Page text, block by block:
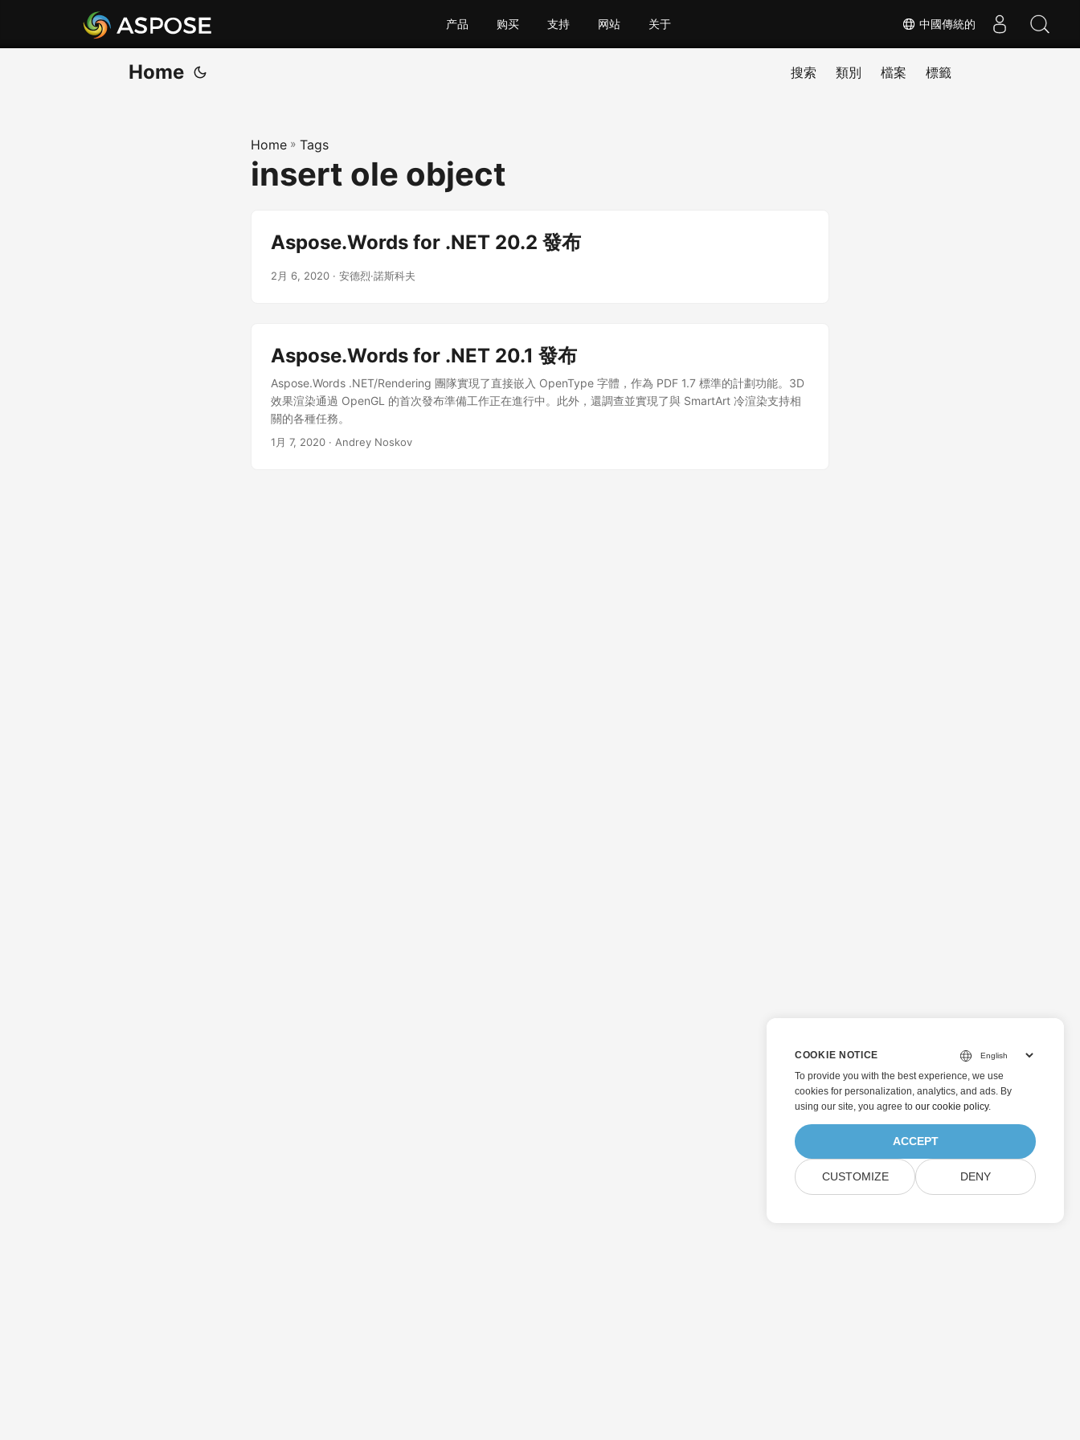
中國傳統的
产品 购买 支持 网站 关于
Home 搜索 類別 檔案 標籤
Home » Tags
insert ole object
Aspose.Words for .NET 20.2 發布
2月 6, 2020 · 安德烈·諾斯科夫
Aspose.Words for .NET 20.1 發布
Aspose.Words .NET/Rendering 團隊實現了直接嵌入 OpenType 字體，作為 PDF 1.7 標準的計劃功能。3D
效果渲染通過 OpenGL 的首次發布準備工作正在進行中。此外，還調查並實現了與 SmartArt 冷渲染支持相
關的各種任務。
1月 7, 2020 · Andrey Noskov
COOKIE NOTICE
To provide you with the best experience, we use
cookies for personalization, analytics, and ads. By
using our site, you agree to our cookie policy.
ACCEPT
CUSTOMIZE DENY